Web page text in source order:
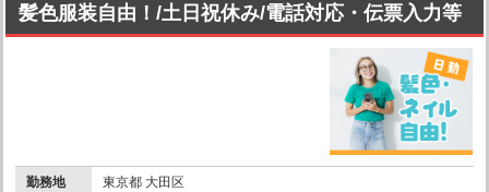
髪色服装自由！/土日祝休み/電話対応・伝票入力等
勤務地 東京都 大田区